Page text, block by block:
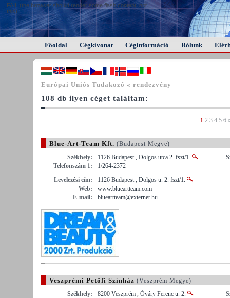
FAIL (the browser should render some flash content, not
this).
Főoldal Cégkivonat Céginformáció Rólunk
Európai Uniós Tudakozó « rendezvény
108 db ilyen céget találtam:
1 2 3 4 5 6
Blue-Art-Team Kft. (Budapest Megye)
Székhely:
1126 Budapest , Dolgos utca 2. fszt/1.
Telefonszám 1:
1/264-2372
Levelezési cím:
1126 Budapest , Dolgos u. 2. fszt/1.
Web:
www.blueartteam.com
E-mail:
blueartteam@externet.hu
Veszprémi Petőfi Színház (Veszprém Megye)
Székhely:
8200 Veszprém , Óváry Ferenc u. 2.